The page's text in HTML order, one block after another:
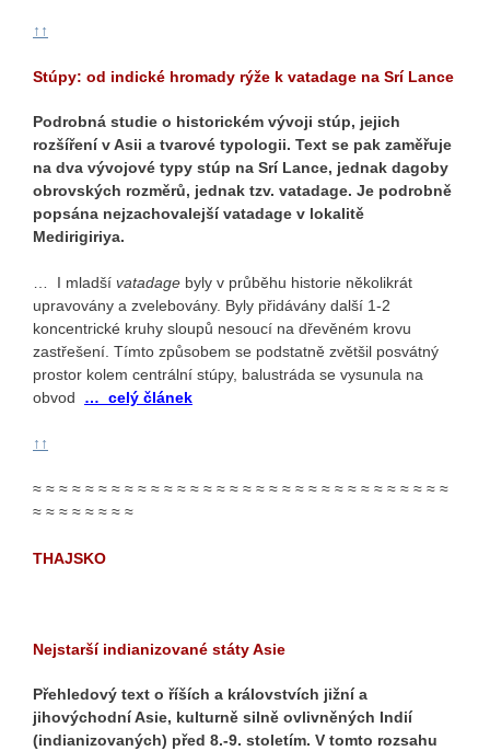
↑↑
Stúpy: od indické hromady rýže k vatadage na Srí Lance
Podrobná studie o historickém vývoji stúp, jejich
rozšíření v Asii a tvarové typologii. Text se pak zaměřuje
na dva vývojové typy stúp na Srí Lance, jednak dagoby
obrovských rozměrů, jednak tzv. vatadage. Je podrobně
popsána nejzachovalejší vatadage v lokalitě
Medirigiriya.
… I mladší vatadage byly v průběhu historie několikrát
upravovány a zvelebovány. Byly přidávány další 1-2
koncentrické kruhy sloupů nesoucí na dřevěném krovu
zastřešení. Tímto způsobem se podstatně zvětšil posvátný
prostor kolem centrální stúpy, balustráda se vysunula na
obvod … celý článek
↑↑
≈ ≈ ≈ ≈ ≈ ≈ ≈ ≈ ≈ ≈ ≈ ≈ ≈ ≈ ≈ ≈ ≈ ≈ ≈ ≈ ≈ ≈ ≈ ≈ ≈ ≈ ≈ ≈ ≈ ≈ ≈ ≈
≈ ≈ ≈ ≈ ≈ ≈ ≈ ≈
THAJSKO
Nejstarší indianizované státy Asie
Přehledový text o říších a královstvích jižní a
jihovýchodní Asie, kulturně silně ovlivněných Indií
(indianizovaných) před 8.-9. stoletím. V tomto rozsahu